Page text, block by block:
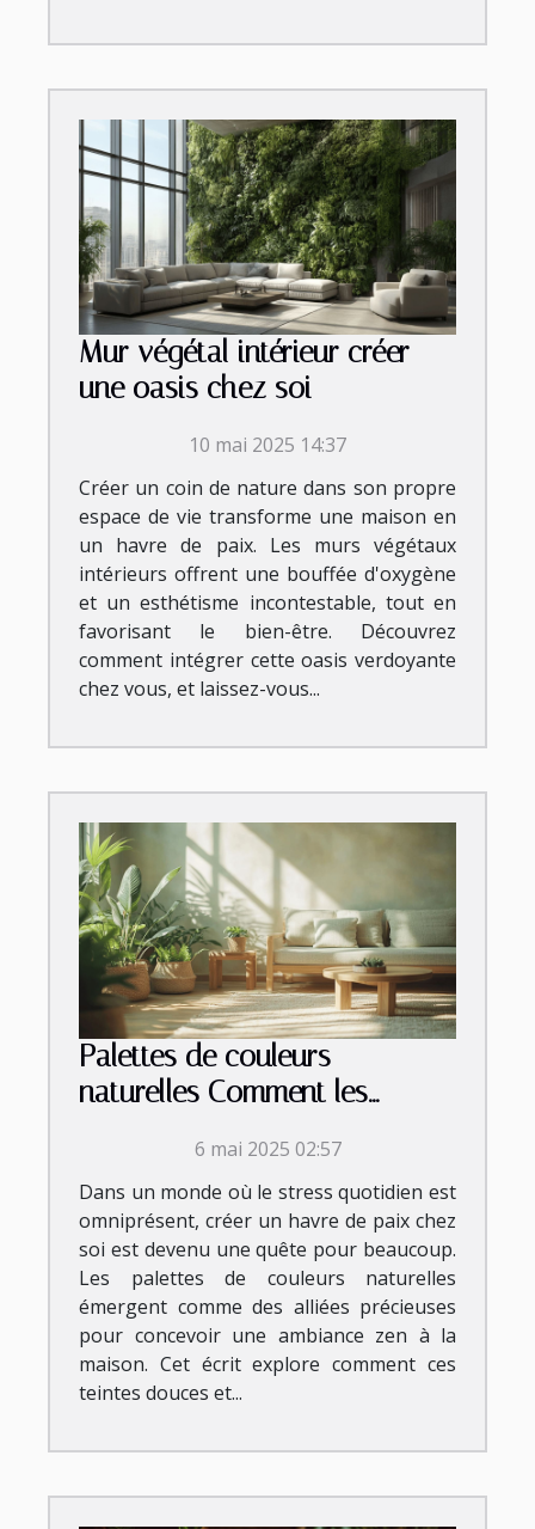
Mur végétal intérieur créer
une oasis chez soi
10 mai 2025 14:37
Créer un coin de nature dans son propre
espace de vie transforme une maison en
un havre de paix. Les murs végétaux
intérieurs offrent une bouffée d'oxygène
et un esthétisme incontestable, tout en
favorisant le bien-être. Découvrez
comment intégrer cette oasis verdoyante
chez vous, et laissez-vous...
Palettes de couleurs
naturelles Comment les
zen à la maison
6 mai 2025 02:57
Dans un monde où le stress quotidien est
omniprésent, créer un havre de paix chez
soi est devenu une quête pour beaucoup.
Les palettes de couleurs naturelles
émergent comme des alliées précieuses
pour concevoir une ambiance zen à la
maison. Cet écrit explore comment ces
teintes douces et...